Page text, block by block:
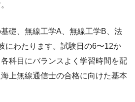
礎、無線工学A、無線工学B、法
にわたります。試験日の6〜12か
科目にバランスよく学習時間を配
上無線通信士の合格に向けた基本